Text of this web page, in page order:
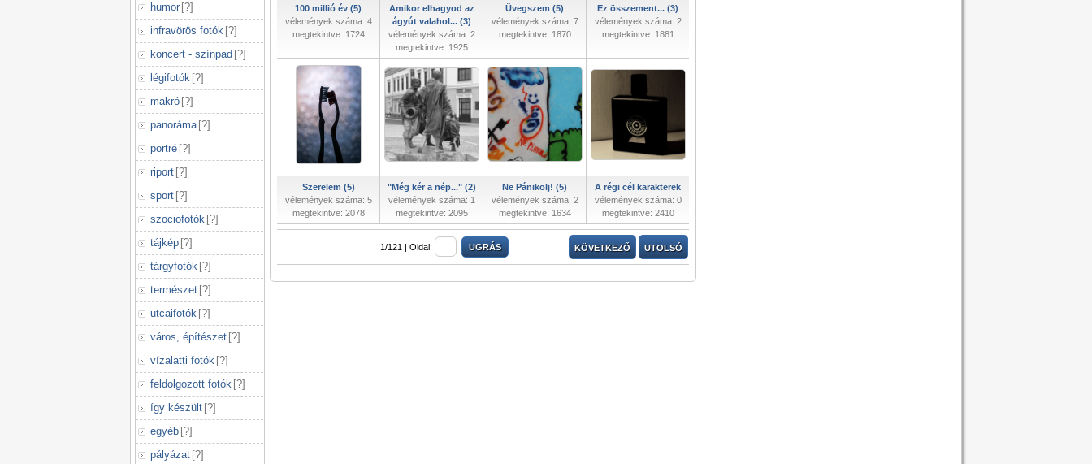
humor [?]
infravörös fotók [?]
koncert - színpad [?]
légifotók [?]
makró [?]
panoráma [?]
portré [?]
riport [?]
sport [?]
szociofotók [?]
tájkép [?]
tárgyfotók [?]
természet [?]
utcaifotók [?]
város, építészet [?]
vízalatti fotók [?]
feldolgozott fotók [?]
így készült [?]
egyéb [?]
pályázat [?]
100 millió év (5)
vélemények száma: 4
megtekintve: 1724
Amikor elhagyod az
ágyút valahol... (3)
vélemények száma: 2
megtekintve: 1925
Üvegszem (5)
vélemények száma: 7
megtekintve: 1870
Ez összement... (3)
vélemények száma: 2
megtekintve: 1881
Szerelem (5)
vélemények száma: 5
megtekintve: 2078
"Még kér a nép..." (2)
vélemények száma: 1
megtekintve: 2095
Ne Pánikolj! (5)
vélemények száma: 2
megtekintve: 1634
A régi cél karakterek
vélemények száma: 0
megtekintve: 2410
1/121 | Oldal: KÖVETKEZŐ UTOLSÓ